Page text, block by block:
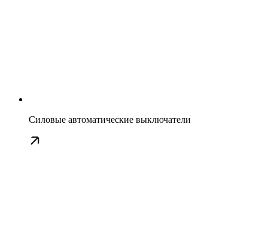
Силовые автоматические выключатели